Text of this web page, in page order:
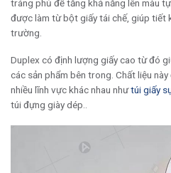
tráng phủ để tăng khả năng lên màu
được làm từ bột giấy tái chế, giúp tiết
trường.
Duplex có định lượng giấy cao từ đó
các sản phẩm bên trong. Chất liệu
nhiều lĩnh vực khác nhau nhưtúi giấy
túi đựng giày dép..